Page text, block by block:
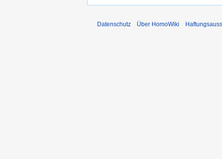
Datenschutz Über HomoWiki